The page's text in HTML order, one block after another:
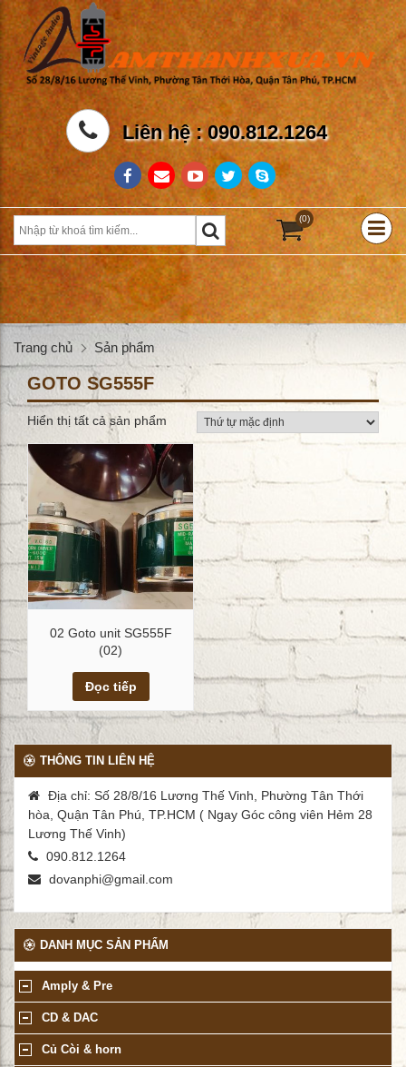
Liên hệ : 090.812.1264
(0)
Trang chủ Sản phẩm
GOTO SG555F
Hiển thị tất cả sản phẩm
Xem chi tiết
02 Goto unit SG555F
(02)
Đọc tiếp
THÔNG TIN LIÊN HỆ
Địa chỉ: Số 28/8/16 Lương Thế Vinh, Phường Tân Thới
hòa, Quận Tân Phú, TP.HCM ( Ngay Góc công viên Hẻm 28
Lương Thế Vinh)
090.812.1264
dovanphi@gmail.com
DANH MỤC SẢN PHẨM
Amply & Pre
CD & DAC
Củ Còi & horn